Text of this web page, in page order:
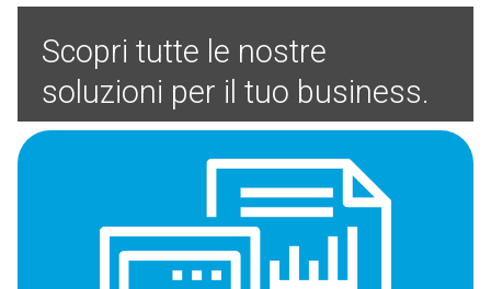
Scopri tutte le nostre
soluzioni per il tuo business.